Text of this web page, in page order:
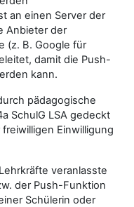
an einen Server der
Anbieter der
(z. B. Google für
damit die Push-
kann.
pädagogische
SchulG LSA gedeckt
Einwilligung
veranlasste
der Push-Funktion
Schülerin oder